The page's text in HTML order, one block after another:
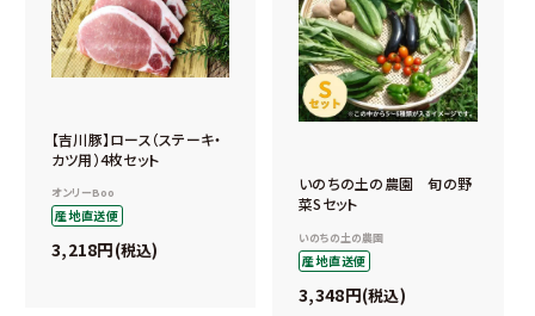
【吉川豚】ロース（ステーキ・
カツ用）4枚セット
オンリーBoo
産地直送便
3,218 税込
いのちの土の農園 旬の野
菜Sセット
いのちの土の農園
産地直送便
3,348 税込